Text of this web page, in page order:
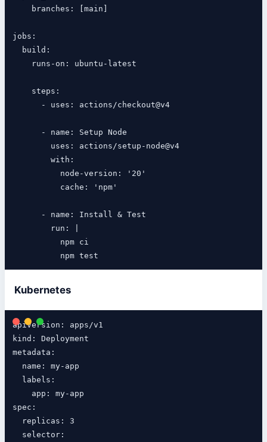
    branches: [main]
jobs:
  build:
    runs-on: ubuntu-latest
    steps:
      - uses: actions/checkout@v4
      - name: Setup Node
        uses: actions/setup-node@v4
        with:
          node-version: '20'
          cache: 'npm'
      - name: Install & Test
        run: |
          npm ci
Kubernetes
apiVersion: apps/v1
kind: Deployment
metadata:
  name: my-app
  labels:
    app: my-app
spec:
  replicas: 3
  selector: